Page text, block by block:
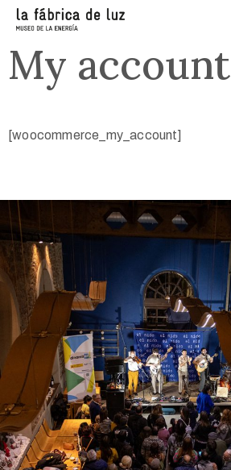
My account
[woocommerce_my_account]